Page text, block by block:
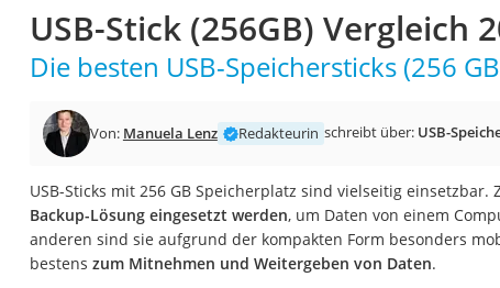
Monitor 32 Zoll 4K
Fernseher
Desktop-PC
Diascanner
Laser-
Powerline-Adapter
USB-Stick (256GB) Vergleich
Die besten USB-Speichersticks (256
Von: Manuela Lenz Redakteurin schreibt über: USB-
USB-Sticks mit 256 GB Speicherplatz sind vielseitig einsetzbar.
Backup-Lösung eingesetzt werden, um Daten von einem
anderen sind sie aufgrund der kompakten Form besonders
bestens zum Mitnehmen und Weitergeben von Daten.